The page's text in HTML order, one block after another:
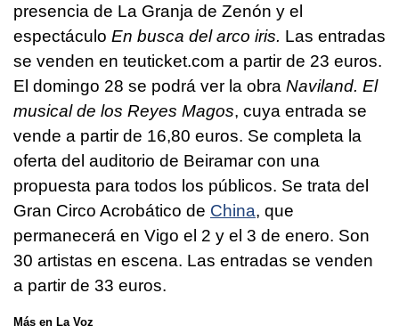
presencia de La Granja de Zenón y el
espectáculo En busca del arco iris. Las entradas
se venden en teuticket.com a partir de 23 euros.
El domingo 28 se podrá ver la obra Naviland. El
musical de los Reyes Magos, cuya entrada se
vende a partir de 16,80 euros. Se completa la
oferta del auditorio de Beiramar con una
propuesta para todos los públicos. Se trata del
Gran Circo Acrobático de China, que
permanecerá en Vigo el 2 y el 3 de enero. Son
30 artistas en escena. Las entradas se venden
a partir de 33 euros.
Más en La Voz